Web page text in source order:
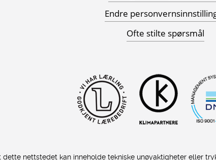
Endre
Ofte stilte spørsmål
nettstedet kan inneholde tekniske unøyaktigheter eller